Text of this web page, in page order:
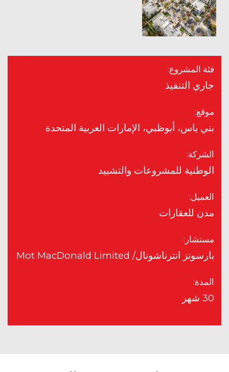
فئة المشروع:
جاري التنفيذ
موقع:
بني ياس، أبوظبي، الإمارات العربية المتحدة
الشركة:
الوطنية للمشروعات والتشييد
العميل:
مدن للعقارات
مستشار:
بارسونز انترناشونال/ Mot MacDonald Limited
المدة:
30 شهر